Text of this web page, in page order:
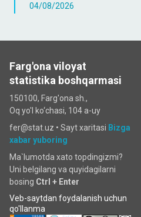
04/08/2026
Farg'ona viloyat
statistika boshqarmasi
150100, Farg'ona sh.,
Oq yo'l ko‘chаsi, 104 a-uy
fer@stat.uz • Sayt xaritasi Bizga
xabar yuboring
Ma`lumotda xato topdingizmi?
Uni belgilang va quyidagilarni
bosing Ctrl + Enter
Veb-saytdan foydalanish uchun
qo'llanma